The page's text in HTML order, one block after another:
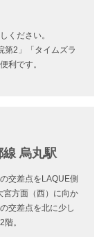
ください。
第2」「タイムズラ
利です。
線 烏丸駅
交差点をLAQUE側
宮方面（西）に向か
交差点を北に少し
。